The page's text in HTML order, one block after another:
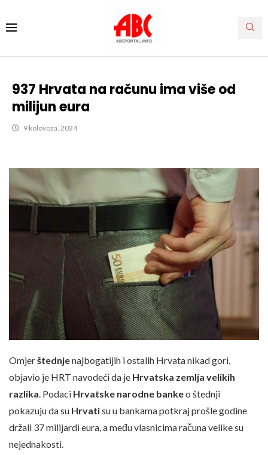
937 Hrvata na računu ima više od
milijun eura
9 kolovoza, 2024
Omjerštednjenajbogatijih i ostalih Hrvata nikad gori,
objavio je HRT navodeći da je Hrvatska zemlja velikih
razlika. Podaci Hrvatske narodne bankeo štednji
pokazuju da su Hrvatisu u bankama potkraj prošle godine
držali 37 milijardi eura, a među vlasnicima računa velike su
nejednakosti.